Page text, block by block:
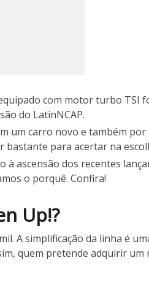
com motor turbo TSI
do LatinNCAP.
um carro novo e também
bastante para acertar na
ascensão dos recentes
o porquê. Confira!
Up!?
A simplificação da linha é
quem pretende adquirir